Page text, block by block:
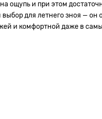
ощупь и при этом
для летнего зноя — он
и комфортной даже в